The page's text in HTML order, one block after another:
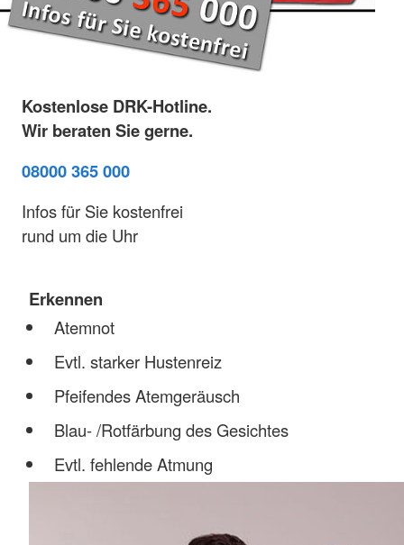
Kostenlose DRK-Hotline.
Wir beraten Sie gerne.
08000 365 000
Infos für Sie kostenfrei
rund um die Uhr
Erkennen
Atemnot
Evtl. starker Hustenreiz
Pfeifendes Atemgeräusch
Blau- /Rotfärbung des Gesichtes
Evtl. fehlende Atmung